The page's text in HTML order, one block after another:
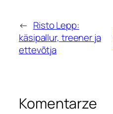
← Risto Lepp:
käsipallur, treener ja
ettevõtja
Komentarze